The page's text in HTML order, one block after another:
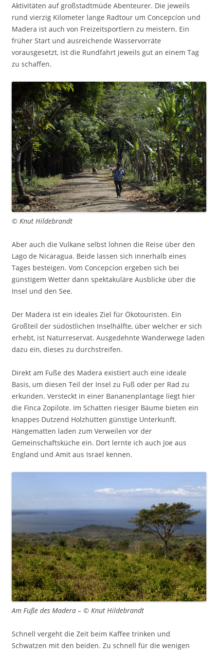
Aktivitäten auf großstadtmüde Abenteurer. Die jeweils
rund vierzig Kilometer lange Radtour um Concepcíon und
Madera ist auch von Freizeitsportlern zu meistern. Ein
früher Start und ausreichende Wasservorräte
vorausgesetzt, ist die Rundfahrt jeweils gut an einem Tag
zu schaffen.
© Knut Hildebrandt
Aber auch die Vulkane selbst lohnen die Reise über den
Lago de Nicaragua. Beide lassen sich innerhalb eines
Tages besteigen. Vom Concepcíon ergeben sich bei
günstigem Wetter dann spektakuläre Ausblicke über die
Insel und den See.
Der Madera ist ein ideales Ziel für Ökotouristen. Ein
Großteil der südöstlichen Inselhälfte, über welcher er sich
erhebt, ist Naturreservat. Ausgedehnte Wanderwege laden
dazu ein, dieses zu durchstreifen.
Direkt am Fuße des Madera existiert auch eine ideale
Basis, um diesen Teil der Insel zu Fuß oder per Rad zu
erkunden. Versteckt in einer Bananenplantage liegt hier
die Finca Zopilote. Im Schatten riesiger Bäume bieten ein
knappes Dutzend Holzhütten günstige Unterkunft.
Hängematten laden zum Verweilen vor der
Gemeinschaftsküche ein. Dort lernte ich auch Joe aus
England und Amit aus Israel kennen.
Am Fuße des Madera – © Knut Hildebrandt
Schnell vergeht die Zeit beim Kaffee trinken und
Schwatzen mit den beiden. Zu schnell für die wenigen